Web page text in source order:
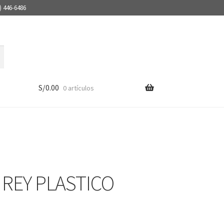
446-6486
S/0.00 0 artículos
PLASTICO